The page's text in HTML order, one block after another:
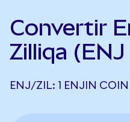
Convertir
Zilliqa (ENJ
ENJ/ZIL: 1 ENJIN COIN